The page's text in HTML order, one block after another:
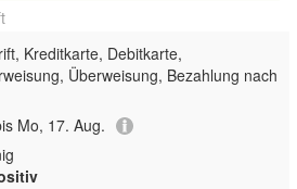
Kreditkarte, Debitkarte,
Überweisung, Bezahlung nach
Mo, 17. Aug.